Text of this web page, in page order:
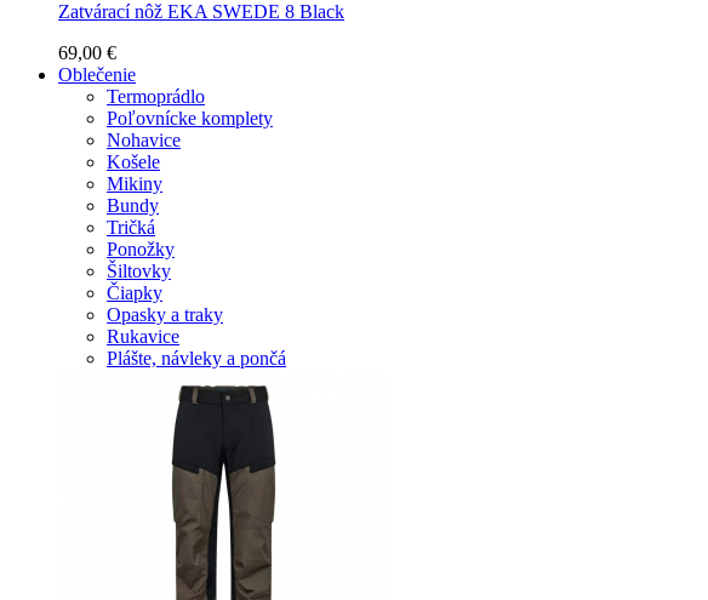
Zatvárací nôž EKA SWEDE 8 Black
69,00 €
Oblečenie
Termoprádlo
Poľovnícke komplety
Nohavice
Košele
Mikiny
Bundy
Tričká
Ponožky
Šiltovky
Čiapky
Opasky a traky
Rukavice
Plášte, návleky a pončá